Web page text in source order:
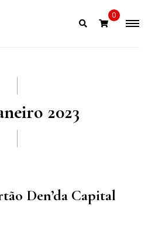
0
2023
Den’da Capital